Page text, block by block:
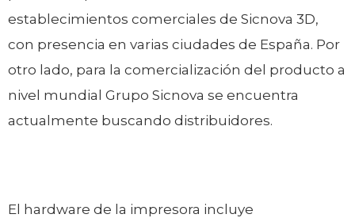
establecimientos comerciales de Sicnova 3D,
con presencia en varias ciudades de España. Por
otro lado, para la comercialización del producto a
nivel mundial Grupo Sicnova se encuentra
actualmente buscando distribuidores.
El hardware de la impresora incluye